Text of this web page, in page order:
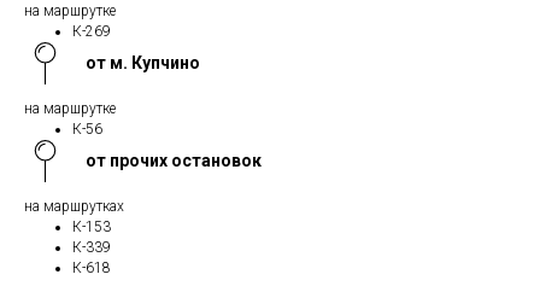
на маршрутке
К-269
от м. Купчино
на маршрутке
К-56
от прочих остановок
на маршрутках
К-153
К-339
К-618